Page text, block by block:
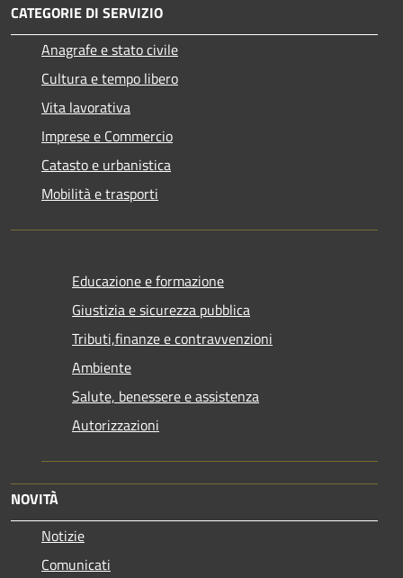
CATEGORIE DI SERVIZIO
Anagrafe e stato civile
Cultura e tempo libero
Vita lavorativa
Imprese e Commercio
Catasto e urbanistica
Mobilità e trasporti
Educazione e formazione
Giustizia e sicurezza pubblica
Tributi,finanze e contravvenzioni
Ambiente
Salute, benessere e assistenza
Autorizzazioni
NOVITÀ
Notizie
Comunicati